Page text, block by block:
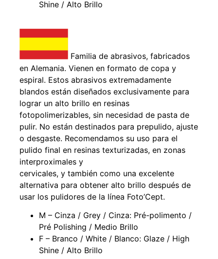
Shine / Alto Brillo
Familia de abrasivos, fabricados
en Alemania. Vienen en formato de copa y
espiral. Estos abrasivos extremadamente
blandos están diseñados exclusivamente para
lograr un alto brillo en resinas
fotopolimerizables, sin necesidad de pasta de
pulir. No están destinados para prepulido, ajuste
o desgaste. Recomendamos su uso para el
pulido final en resinas texturizadas, en zonas
interproximales y
cervicales, y también como una excelente
alternativa para obtener alto brillo después de
usar los pulidores de la línea Foto’Cept.
M – Cinza / Grey / Cinza: Pré-polimento /
Pré Polishing / Medio Brillo
F – Branco / White / Blanco: Glaze / High
Shine / Alto Brillo